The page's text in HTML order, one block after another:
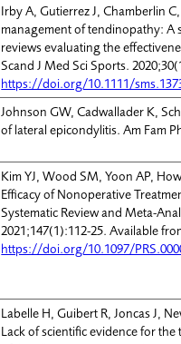
Irby A, Gutierrez J, Chamberlin
management of tendinopathy: A
reviews evaluating the
Scand J Med Sci Sports.
https://doi.org/10.1111/
Johnson GW, Cadwallader K,
of lateral epicondylitis. Am Fam
Kim YJ, Wood SM, Yoon AP,
Efficacy of Nonoperative
Systematic Review and Meta-
2021;147(1):112-25. Available
https://doi.org/10.1097/
Labelle H, Guibert R, Joncas J,
Lack of scientific evidence for